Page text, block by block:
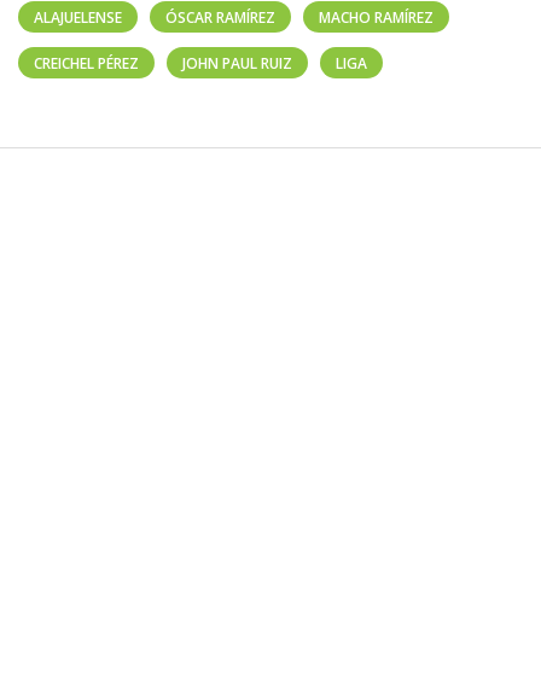
ALAJUELENSE ÓSCAR RAMÍREZ MACHO RAMÍREZ
CREICHEL PÉREZ JOHN PAUL RUIZ LIGA